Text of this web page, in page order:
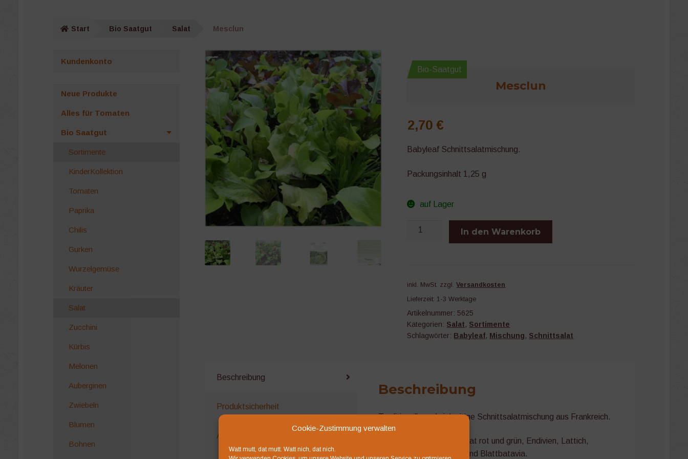
Cookie-Zustimmung verwalten
Watt mutt, dat mutt. Watt nich, dat nich.
Start Bio Saatgut Salat Mesclun
Bio-Saatgut
Mesclun
2,70€
Babyleaf Schnittsalatmischung.
Packungsinhalt 1,25 g
auf Lager
Mesclun
In den Warenkorb
inkl. MwSt. zzgl.Versandkosten
Lieferzeit: 1-3 Werktage
Artikelnummer: 5625
Kategorien: Salat, Sortimente
Schlagwörter: Babyleaf, Mischung, Schnittsalat
Beschreibung
Produktsicherheit
Anbauinfos
Beschreibung
Traditionelle und vielseitige Schnittsalatmischung aus Frankreich.
Besteht aus: Eichblattsalat rot und grün, Endivien, Lattich,
Rucola, Hirschhornsalat und Blattbatavia.
Kundenkonto
Neue Produkte
Alles für Tomaten
Bio Saatgut
Sortimente
KinderKollektion
Tomaten
Paprika
Chilis
Gurken
Wurzelgemüse
Kräuter
Salat
Zucchini
Kürbis
Melonen
Auberginen
Zwiebeln
Blumen
Bohnen